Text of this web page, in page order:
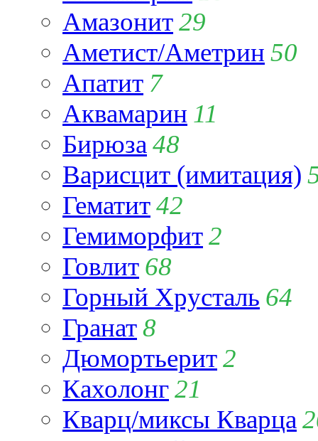
Амазонит29
Аметист/Аметрин 50
Апатит 7
Аквамарин 11
Бирюза48
Варисцит (имитация)
Гематит42
Гемиморфит2
Говлит 68
Горный Хрусталь 64
Гранат8
Дюмортьерит2
Кахолонг21
Кварц/миксы Кварца